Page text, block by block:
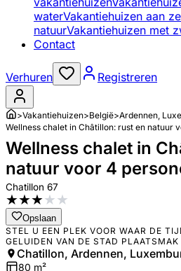
waterVakantiehuizen aan
natuurVakantiehuizen met
Contact
Verhuren Registreren
>Vakantiehuizen>België>Ardennen,
Wellness chalet in Châtillon: rust en natuur
Wellness chalet in
natuur voor 4
Chatillon 67
★★★★★
Opslaan
STEL U EEN PLEK VOOR WAAR DE
GELUIDEN VAN DE STAD PLAATSMAK
Chatillon, Ardennen,
80 m²